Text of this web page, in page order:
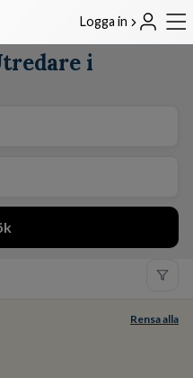
Logga in
i
Rensa alla